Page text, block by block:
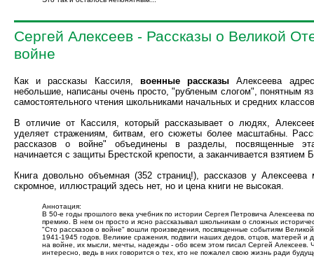
Сергей Алексеев - Рассказы о Великой
войне
Как и рассказы Кассиля, военные рассказы Алексеева
небольшие, написаны очень просто, "рубленым слогом", понятным
самостоятельного чтения школьниками начальных и средних
В отличие от Кассиля, который рассказывает о людях,
уделяет стражениям, битвам, его сюжеты более масштабны.
рассказов о войне" объединены в разделы, посвященные
начинается с защиты Брестской крепости, а заканчивается взятием
Книга довольно объемная (352 страниц!), рассказов у
скромное, иллюстраций здесь нет, но и цена книги не высокая.
Аннотация:
В 50-е годы прошлого века учебник по истории Сергея Петровича Алексеева
премию. В нем он просто и ясно рассказывал школьникам о сложных
"Сто рассказов о войне" вошли произведения, посвященные событиям
1941-1945 годов. Великие сражения, подвиги наших дедов, отцов, матерей и
на войне, их мысли, мечты, надежды - обо всем этом писал Сергей Алексеев.
интересно, ведь в них говорится о тех, кто не пожалел свою жизнь ради